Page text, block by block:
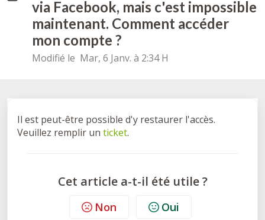
via Facebook, mais c'est impossible
maintenant. Comment accéder
mon compte ?
Modifié le Mar, 6 Janv. à 2:34 H
Il est peut-être possible d'y restaurer l'accès.
Veuillez remplir un ticket.
Cet article a-t-il été utile ?
Non Oui